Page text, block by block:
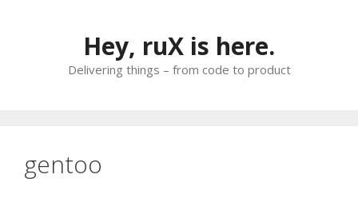
Hey, ruX is here.
Delivering things – from code to product
gentoo